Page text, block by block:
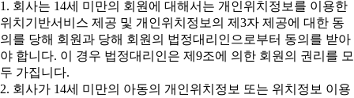
1. 회사는 14세 미만의 회원에 대해서는 개인위치정보를 이용한
위치기반서비스 제공 및 개인위치정보의 제3자 제공에 대한 동
의를 당해 회원과 당해 회원의 법정대리인으로부터 동의를 받아
야 합니다. 이 경우 법정대리인은 제9조에 의한 회원의 권리를 모
두 가집니다.
2. 회사가 14세 미만의 아동의 개인위치정보 또는 위치정보 이용